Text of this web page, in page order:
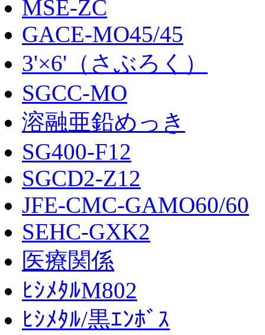
MSE-ZC
GACE-MO45/45
3'×6'（さぶろく）
SGCC-MO
溶融亜鉛めっき
SG400-F12
SGCD2-Z12
JFE-CMC-GAMO60/60
SEHC-GXK2
医療関係
ﾋｼﾒﾀﾙM802
ﾋｼﾒﾀﾙ/黒ｴﾝﾎﾞｽ